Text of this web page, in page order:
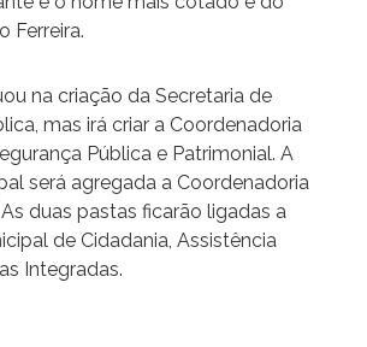
Ferreira.
na criação da Secretaria de
mas irá criar a Coordenadoria
Pública e Patrimonial. A
será agregada a Coordenadoria
duas pastas ficarão ligadas a
de Cidadania, Assistência
Integradas.